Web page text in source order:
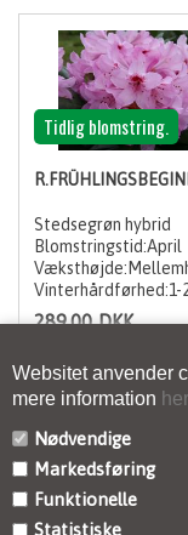
Websitet anvender
mere information her
Nødvendige
Markedsføring
Funktionelle
Statistiske
Tidlig blomstring.
Stedsegrøn hybrid
Blomstringstid:April
Vinterhårdførhed:1-
289,00 DKK
KONTAKT